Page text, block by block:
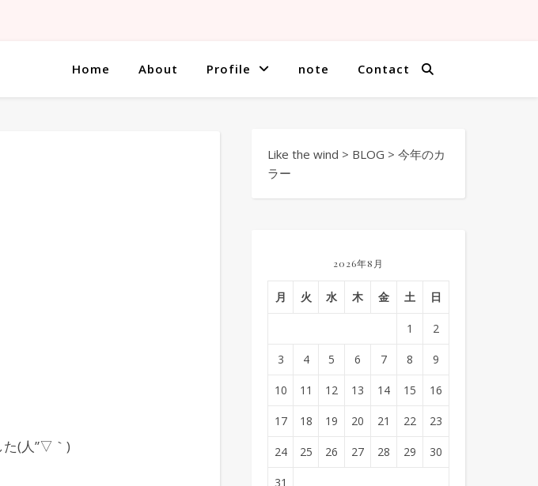
Home About Profile note Contact
た(人”▽｀)
Like the wind > BLOG > 今年のカ
ラー
2026年8月
月 火 水 木 金 土 日
1 2
3 4 5 6 7 8 9
10 11 12 13 14 15 16
17 18 19 20 21 22 23
24 25 26 27 28 29 30
31